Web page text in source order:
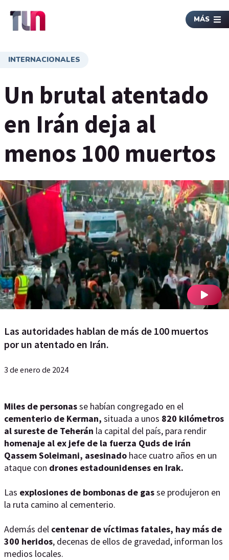
MÁS
INTERNACIONALES
Un brutal atentado
en Irán deja al
menos 100 muertos
Las autoridades hablan de más de 100 muertos
por un atentado en Irán.
3 de enero de 2024
Miles de personasse habían congregado en el
cementerio de Kerman, situada a unos 820 kilómetros
al sureste de Teherán la capital del país, para rendir
homenaje al ex jefe de la fuerza Quds de irán
Qassem Soleimani, asesinado hace cuatro años en un
ataque con drones estadounidenses en Irak.
Las explosiones de bombonas de gasse produjeron en
la ruta camino al cementerio.
Además del centenar de víctimas fatales, hay más de
300 heridos, decenas de ellos de gravedad, informan los
medios locales.